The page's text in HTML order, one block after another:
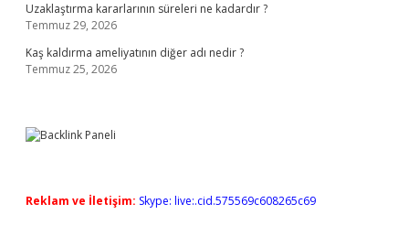
Uzaklaştırma kararlarının süreleri ne kadardır ?
Temmuz 29, 2026
Kaş kaldırma ameliyatının diğer adı nedir ?
Temmuz 25, 2026
Reklam ve İletişim: Skype: live:.cid.575569c608265c69